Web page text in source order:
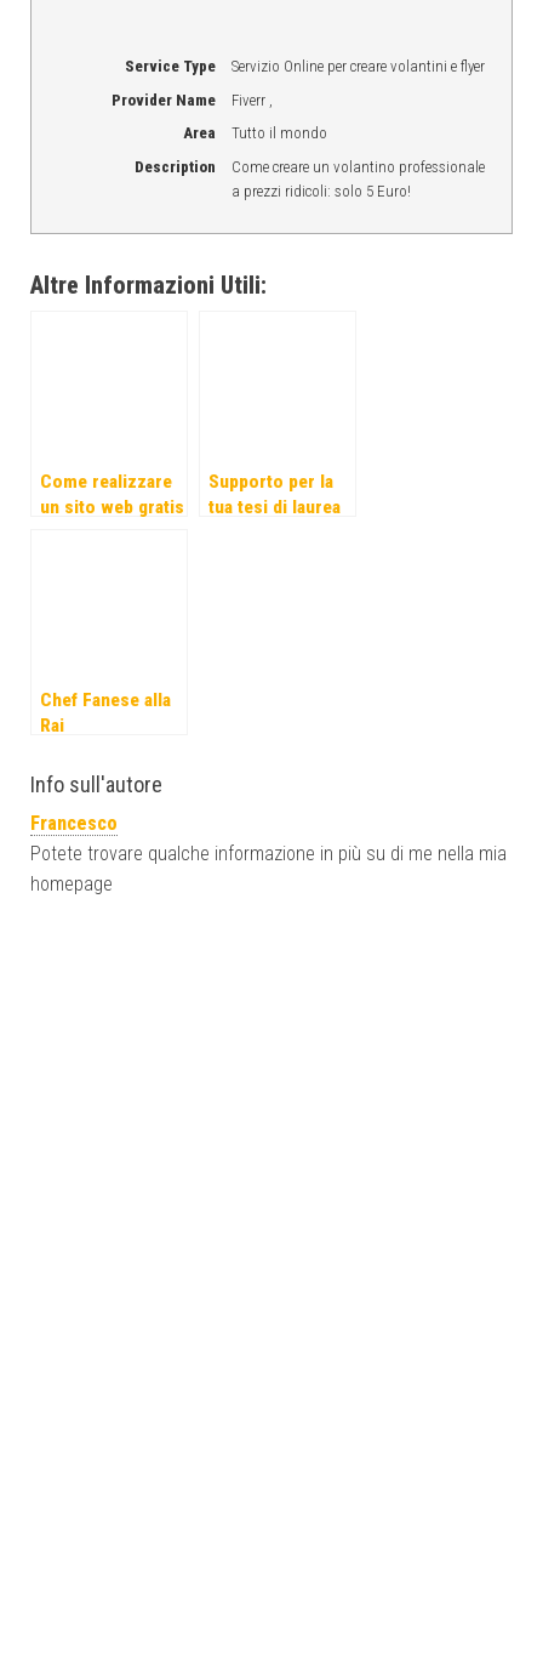
Service Type
Servizio Online per creare volantini e flyer
Provider Name
Fiverr
Area
Tutto il mondo
Description
Come creare un volantino professionale
a prezzi ridicoli: solo 5 Euro!
Altre Informazioni Utili:
Come realizzare
un sito web gratis
Supporto per la
tua tesi di laurea
Chef Fanese alla
Rai
Info sull'autore
Francesco
Potete trovare qualche informazione in più su di me nella mia
homepage